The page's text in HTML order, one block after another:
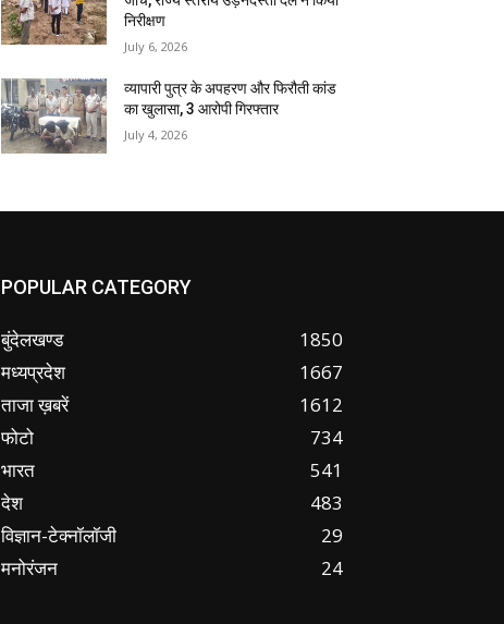
निरीक्षण
July 6, 2026
व्यापारी पुत्र के अपहरण और फिरौती कांड
का खुलासा, 3 आरोपी गिरफ्तार
July 4, 2026
POPULAR CATEGORY
बुंदेलखण्ड
1850
मध्यप्रदेश
1667
ताजा ख़बरें
1612
फोटो
734
भारत
541
देश
483
विज्ञान-टेक्नॉलॉजी
29
मनोरंजन
24